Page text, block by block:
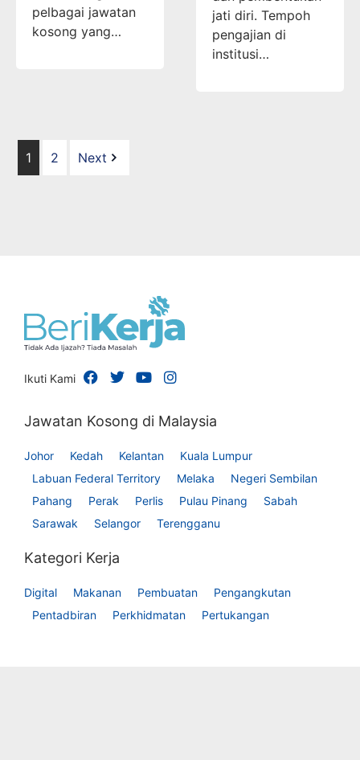
pelbagai jawatan
kosong yang…
jati diri. Tempoh
pengajian di
institusi…
1 2 Next
Ikuti Kami
Jawatan Kosong di Malaysia
Johor Kedah Kelantan
Kuala Lumpur
Labuan Federal Territory
Melaka
Negeri Sembilan
Pahang
Perak Perlis Pulau Pinang
Sabah
Sarawak
Selangor Terengganu
Kategori Kerja
Digital Makanan Pembuatan
Pengangkutan
Pentadbiran
Perkhidmatan Pertukangan